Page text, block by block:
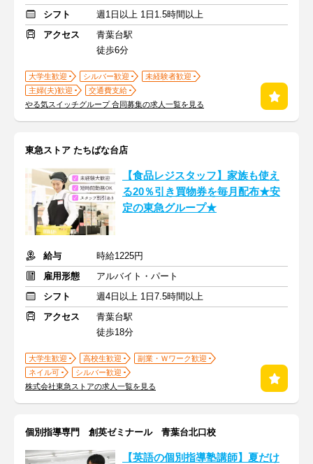
シフト
週1日以上 1日1.5時間以上
アクセス
青葉台駅
徒歩6分
大学生歓迎 シルバー歓迎
未経験者歓迎
主婦(夫)歓迎
交通費支給
やる気スイッチグループ 合同募集の求人一覧を見る
東急ストア たちばな台店
【食品レジスタッフ】家族も使え
る20％引き買物券を毎月配布★安
定の東急グループ★
給与
時給1225円
雇用形態
アルバイト・パート
シフト
週4日以上 1日7.5時間以上
アクセス
青葉台駅
徒歩18分
大学生歓迎 高校生歓迎
副業・Ｗワーク歓迎
ネイル可
シルバー歓迎
株式会社東急ストアの求人一覧を見る
個別指導専門 創英ゼミナール 青葉台北口校
【英語の個別指導塾講師】夏だけ